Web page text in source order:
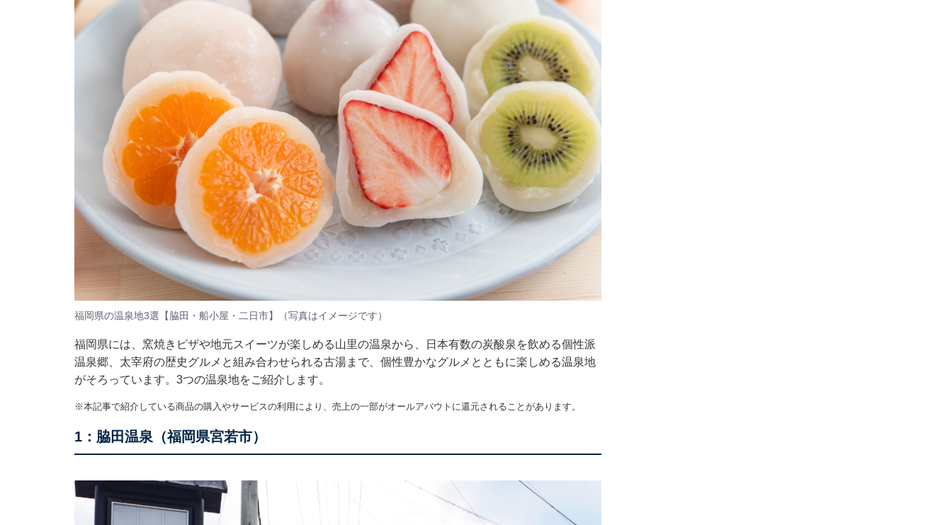
福岡県の温泉地3選【脇田・船小屋・二日市】（写真はイメージです）
福岡県には、窯焼きピザや地元スイーツが楽しめる山里の温泉から、日本有数の炭酸泉を飲める個性派
温泉郷、太宰府の歴史グルメと組み合わせられる古湯まで、個性豊かなグルメとともに楽しめる温泉地
がそろっています。3つの温泉地をご紹介します。
※本記事で紹介している商品の購入やサービスの利用により、売上の一部がオールアバウトに還元されることがあります。
1：脇田温泉（福岡県宮若市）